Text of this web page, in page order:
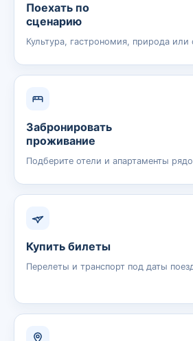
Поехать по
сценарию
Культура, гастрономия, природа или
Забронировать
проживание
Подберите отели и апартаменты
Купить билеты
Перелеты и транспорт под даты